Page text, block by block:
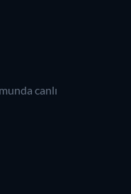
canlı